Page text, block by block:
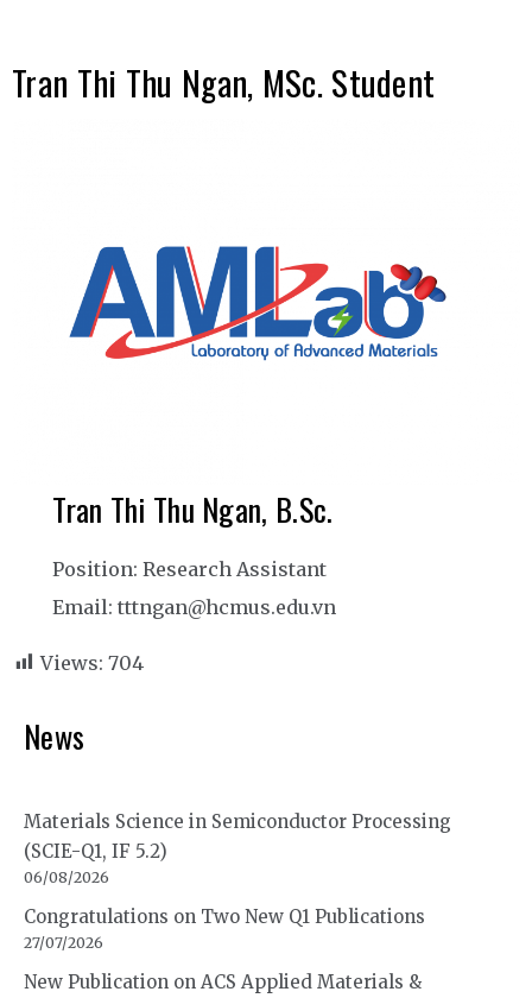
Tran Thi Thu Ngan, MSc. Student
Tran Thi Thu Ngan, B.Sc.
Position: Research Assistant
Email: tttngan@hcmus.edu.vn
Views: 704
News
Materials Science in Semiconductor Processing
(SCIE-Q1, IF 5.2)
06/08/2026
Congratulations on Two New Q1 Publications
27/07/2026
New Publication on ACS Applied Materials &